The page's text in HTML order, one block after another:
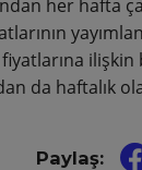
her hafta
da haftalık
Paylaş: